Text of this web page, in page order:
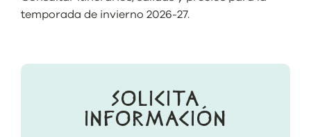
temporada de invierno 2026-27.
SOLICITA
INFORMACIÓN